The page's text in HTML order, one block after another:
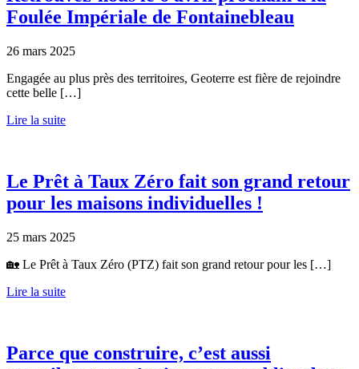
Foulée Impériale de Fontainebleau
26 mars 2025
Engagée au plus près des territoires, Geoterre est fière de rejoindre
cette belle […]
Lire la suite
Le Prêt à Taux Zéro fait son grand retour
pour les maisons individuelles !
25 mars 2025
🏡 Le Prêt à Taux Zéro (PTZ) fait son grand retour pour les […]
Lire la suite
Parce que construire, c’est aussi